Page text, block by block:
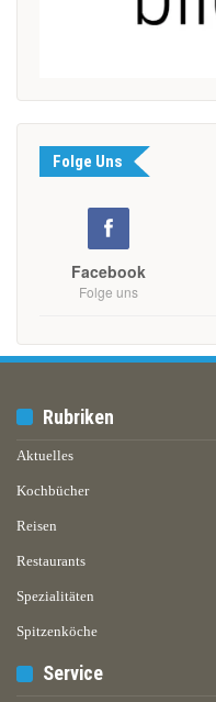
Folge Uns
Facebook
Folge uns
Rubriken
Aktuelles
Kochbücher
Reisen
Restaurants
Spezialitäten
Spitzenköche
Service